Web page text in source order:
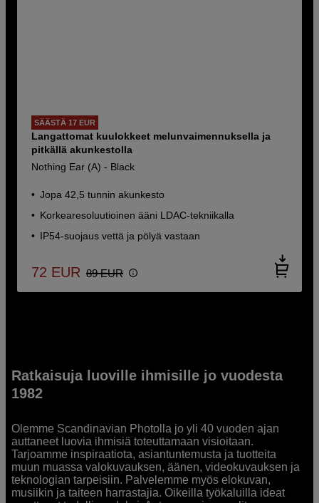
SÄÄSTÄ 17 EUR
Langattomat kuulokkeet melunvaimennuksella ja
pitkällä akunkestolla
Nothing Ear (A) - Black
Jopa 42,5 tunnin akunkesto
Korkearesoluutioinen ääni LDAC-tekniikalla
IP54-suojaus vettä ja pölyä vastaan
72 EUR 89 EUR
Ratkaisuja luoville ihmisille jo vuodesta
1982
Olemme Scandinavian Photolla jo yli 40 vuoden ajan
auttaneet luovia ihmisiä toteuttamaan visioitaan.
Tarjoamme inspiraatiota, asiantuntemusta ja tuotteita
muun muassa valokuvauksen, äänen, videokuvauksen ja
teknologian tarpeisiin. Palvelemme myös elokuvan,
musiikin ja taiteen harrastajia. Oikeilla työkaluilla ideat